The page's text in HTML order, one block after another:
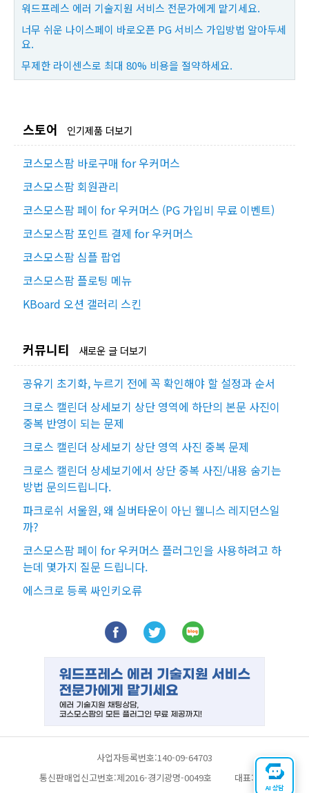
워드프레스 에러 기술지원 서비스 전문가에게 맡기세요.
너무 쉬운 나이스페이 바로오픈 PG 서비스 가입방법 알아두세
요.
무제한 라이센스로 최대 80% 비용을 절약하세요.
스토어 인기제품 더보기
코스모스팜 바로구매 for 우커머스
코스모스팜 회원관리
코스모스팜 페이 for 우커머스 (PG 가입비 무료 이벤트)
코스모스팜 포인트 결제 for 우커머스
코스모스팜 심플 팝업
코스모스팜 플로팅 메뉴
KBoard 오션 갤러리 스킨
커뮤니티 새로운 글 더보기
공유기 초기화, 누르기 전에 꼭 확인해야 할 설정과 순서
크로스 캘린더 상세보기 상단 영역에 하단의 본문 사진이
중복 반영이 되는 문제
크로스 캘린더 상세보기 상단 영역 사진 중복 문제
크로스 캘린더 상세보기에서 상단 중복 사진/내용 숨기는
방법 문의드립니다.
파크로쉬 서울원, 왜 실버타운이 아닌 웰니스 레지던스일
까?
코스모스팜 페이 for 우커머스 플러그인을 사용하려고 하
는데 몇가지 질문 드립니다.
에스크로 등록 싸인키오류
사업자등록번호:140-09-64703
통신판매업신고번호:제2016-경기광명-0049호
대표:채찬
AI 상담